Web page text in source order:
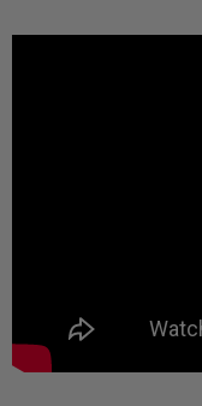
Verbindingsmiddelen
MAATWERK